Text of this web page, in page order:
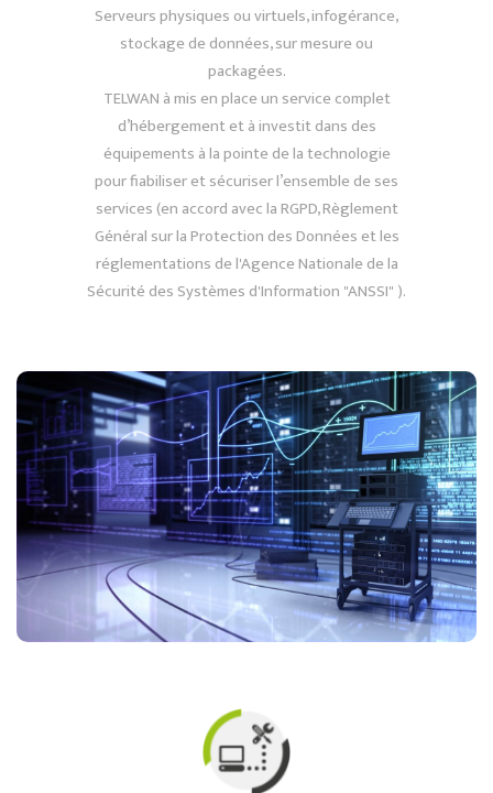
Serveurs physiques ou virtuels, infogérance,
stockage de données, sur mesure ou
packagées.
TELWAN à mis en place un service complet
d’hébergement et à investit dans des
équipements à la pointe de la technologie
pour fiabiliser et sécuriser l’ensemble de ses
services (en accord avec la RGPD, Règlement
Général sur la Protection des Données et les
réglementations de l'Agence Nationale de la
Sécurité des Systèmes d'Information "ANSSI" ).